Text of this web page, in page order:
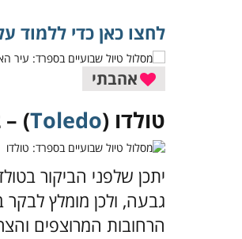
לחצו כאן כדי ללמוד על 12 אטרקציות שכל מי שמבקר בולנסיה חייב
אהבתי
טולדו (Toledo) – 2 לילות
יתכן שלפני הביקור
גבעה, ולכן מומלץ לבקר
הרחובות המרוצפים